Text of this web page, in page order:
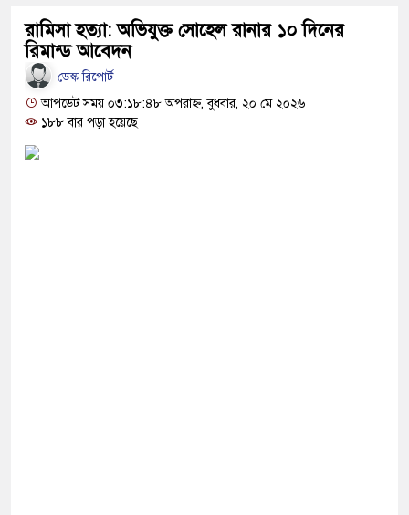
হাসিনা বিতর্ক: বাংলাদেশ-ভারত সম্পর্কে টানাপোড়েন কি
পর নতুন ইতিহাস গড়তে যাচ্ছে জামায়াত
রামিসা হত্যা: অভিযুক্ত সোহেল রানার ১০ দিনের
রিমান্ড আবেদন
ডেস্ক রিপোর্ট
আপডেট সময় ০৩:১৮:৪৮ অপরাহ্ন, বুধবার, ২০ মে ২০২৬
১৮৮ বার পড়া হয়েছে